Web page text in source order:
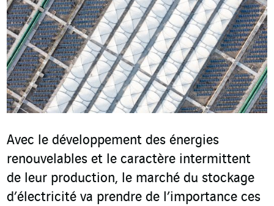
Avec le développement des énergies
renouvelables et le caractère intermittent
de leur production, le marché du stockage
d’électricité va prendre de l’importance ces